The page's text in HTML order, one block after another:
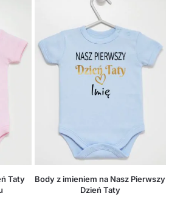
Taty
Body z imieniem na Nasz Pierwszy
Dzień Taty